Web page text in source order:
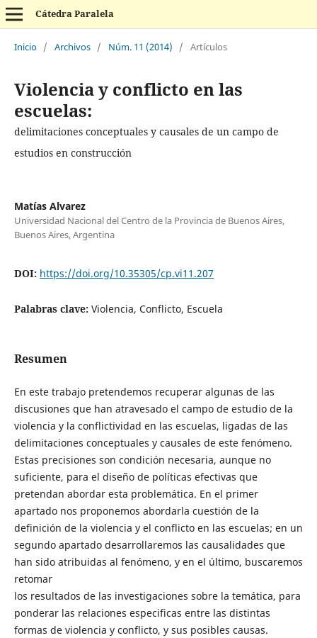
Cátedra Paralela
Inicio / Archivos / Núm. 11 (2014) / Artículos
Violencia y conflicto en las
escuelas:
delimitaciones conceptuales y causales de un campo de
estudios en construcción
Matías Alvarez
Universidad Nacional del Centro de la Provincia de Buenos Aires,
Buenos Aires, Argentina
DOI: https://doi.org/10.35305/cp.vi11.207
Palabras clave: Violencia, Conflicto, Escuela
Resumen
En este trabajo pretendemos recuperar algunas de las
discusiones que han atravesado el campo de estudio de la
violencia y la conflictividad en las escuelas, ligadas de las
delimitaciones conceptuales y causales de este fenómeno.
Estas precisiones son condición necesaria, aunque no
suficiente, para el diseño de políticas efectivas que
pretendan abordar esta problemática. En el primer
apartado nos proponemos abordarla cuestión de la
definición de la violencia y el conflicto en las escuelas; en un
segundo apartado desarrollaremos las causalidades que
han sido atribuidas al fenómeno, y en el último, buscaremos
retomar
los resultados de las investigaciones sobre la temática, para
ponderar las relaciones especificas entre las distintas
formas de violencia y conflicto, y sus posibles causas.